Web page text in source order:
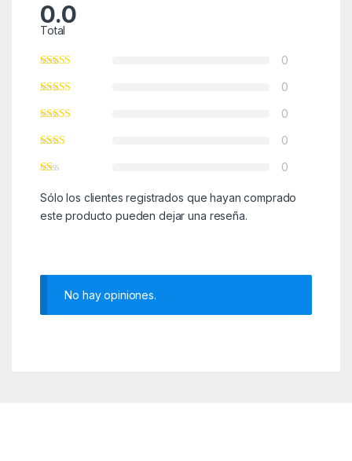
0.0
Total
0
0
0
0
0
Sólo los clientes registrados que hayan comprado
este producto pueden dejar una reseña.
No hay opiniones.